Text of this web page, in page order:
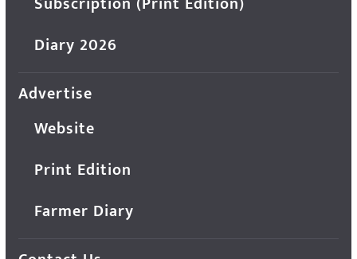
Diary 2026
Advertise
Website
Print Edition
Farmer Diary